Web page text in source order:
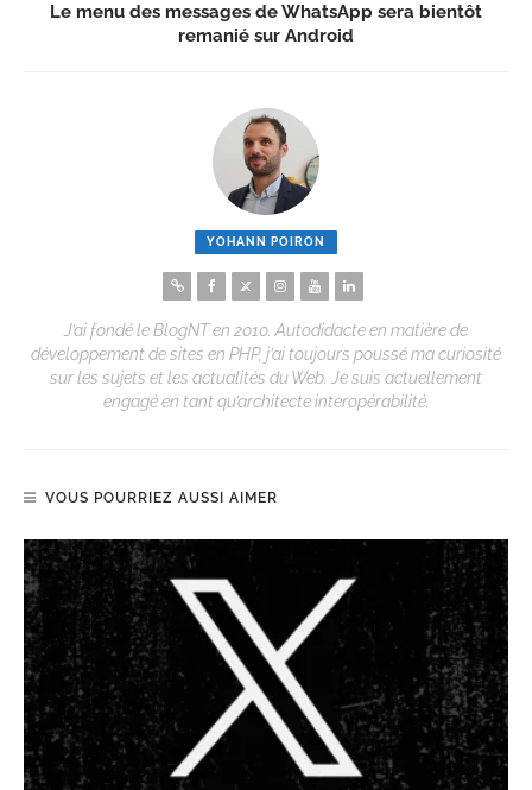
Le menu des messages de WhatsApp sera bientôt
remanié sur Android
YOHANN POIRON
J’ai fondé le BlogNT en 2010. Autodidacte en matière de
développement de sites en PHP, j’ai toujours poussé ma curiosité
sur les sujets et les actualités du Web. Je suis actuellement
engagé en tant qu’architecte interopérabilité.
VOUS POURRIEZ AUSSI AIMER